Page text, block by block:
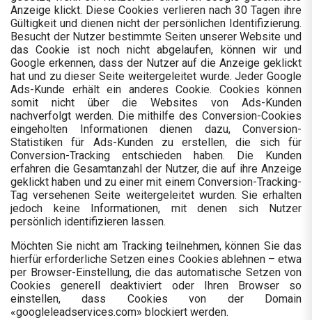
Anzeige klickt. Diese Cookies verlieren nach 30 Tagen ihre
Gültigkeit und dienen nicht der persönlichen Identifizierung.
Besucht der Nutzer bestimmte Seiten unserer Website und
das Cookie ist noch nicht abgelaufen, können wir und
Google erkennen, dass der Nutzer auf die Anzeige geklickt
hat und zu dieser Seite weitergeleitet wurde. Jeder Google
Ads-Kunde erhält ein anderes Cookie. Cookies können
somit nicht über die Websites von Ads-Kunden
nachverfolgt werden. Die mithilfe des Conversion-Cookies
eingeholten Informationen dienen dazu, Conversion-
Statistiken für Ads-Kunden zu erstellen, die sich für
Conversion-Tracking entschieden haben. Die Kunden
erfahren die Gesamtanzahl der Nutzer, die auf ihre Anzeige
geklickt haben und zu einer mit einem Conversion-Tracking-
Tag versehenen Seite weitergeleitet wurden. Sie erhalten
jedoch keine Informationen, mit denen sich Nutzer
persönlich identifizieren lassen.
Möchten Sie nicht am Tracking teilnehmen, können Sie das
hierfür erforderliche Setzen eines Cookies ablehnen – etwa
per Browser-Einstellung, die das automatische Setzen von
Cookies generell deaktiviert oder Ihren Browser so
einstellen, dass Cookies von der Domain
«googleleadservices.com» blockiert werden.